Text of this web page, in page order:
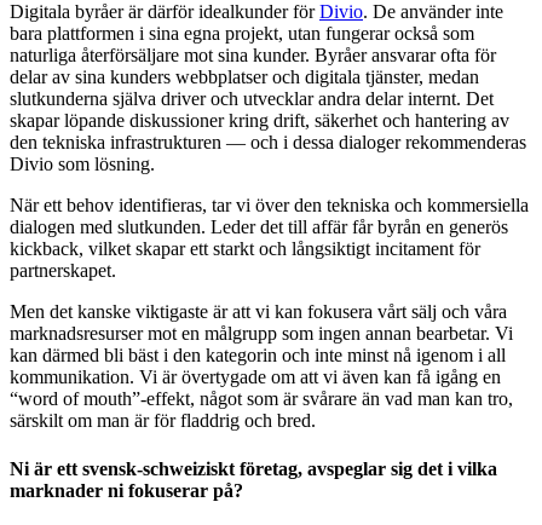
Digitala byråer är därför idealkunder förDivio. De använder inte
bara plattformen i sina egna projekt, utan fungerar också som
naturliga återförsäljare mot sina kunder. Byråer ansvarar ofta för
delar av sina kunders webbplatser och digitala tjänster, medan
slutkunderna själva driver och utvecklar andra delar internt. Det
skapar löpande diskussioner kring drift, säkerhet och hantering av
den tekniska infrastrukturen — och i dessa dialoger rekommenderas
Divio som lösning.
När ett behov identifieras, tar vi över den tekniska och kommersiella
dialogen med slutkunden. Leder det till affär får byrån en generös
kickback, vilket skapar ett starkt och långsiktigt incitament för
partnerskapet.
Men det kanske viktigaste är att vi kan fokusera vårt sälj och våra
marknadsresurser mot en målgrupp som ingen annan bearbetar. Vi
kan därmed bli bäst i den kategorin och inte minst nå igenom i all
kommunikation. Vi är övertygade om att vi även kan få igång en
“word of mouth”-effekt, något som är svårare än vad man kan tro,
särskilt om man är för fladdrig och bred.
Ni är ett svensk-schweiziskt företag, avspeglar sig det i vilka
marknader ni fokuserar på?